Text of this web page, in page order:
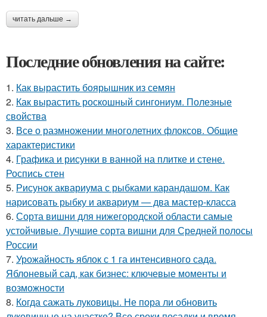
читать дальше →
Последние обновления на сайте:
1. Как вырастить боярышник из семян
2. Как вырастить роскошный сингониум. Полезные
свойства
3. Все о размножении многолетних флоксов. Общие
характеристики
4. Графика и рисунки в ванной на плитке и стене.
Роспись стен
5. Рисунок аквариума с рыбками карандашом. Как
нарисовать рыбку и аквариум — два мастер-класса
6. Сорта вишни для нижегородской области самые
устойчивые. Лучшие сорта вишни для Средней полосы
России
7. Урожайность яблок с 1 га интенсивного сада.
Яблоневый сад, как бизнес: ключевые моменты и
возможности
8. Когда сажать луковицы. Не пора ли обновить